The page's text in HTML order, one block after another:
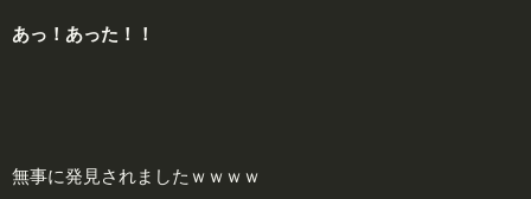
あっ！あった！！
無事に発見されましたｗｗｗｗ